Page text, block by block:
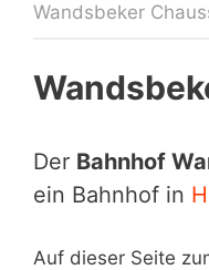
Wandsbeker
Der Bahnhof
ein Bahnhof in
Auf dieser Seite